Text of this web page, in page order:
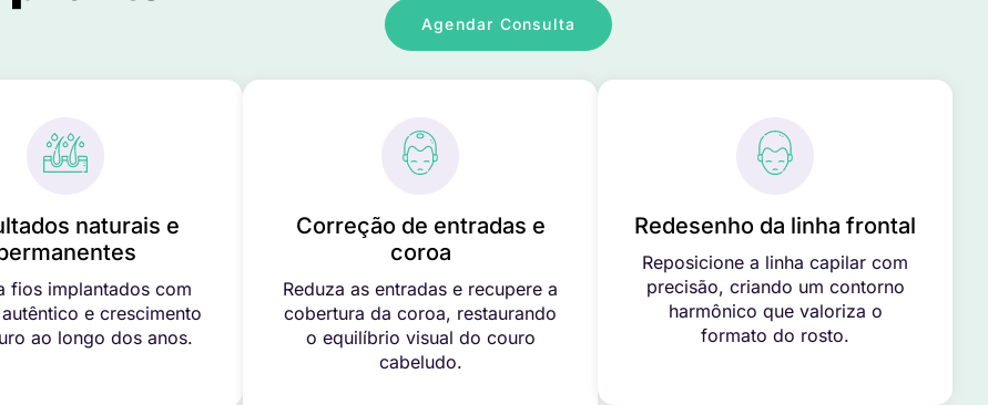
Agendar Consulta
naturais e
fios implantados com
e crescimento
ao longo dos anos.
Correção de entradas e
coroa
Reduza as entradas e recupere a
cobertura da coroa, restaurando
o equilíbrio visual do couro
cabeludo.
Redesenho da linha frontal
Reposicione a linha capilar com
precisão, criando um contorno
harmônico que valoriza o
formato do rosto.